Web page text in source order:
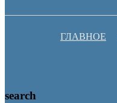
ГЛАВНОЕ
search